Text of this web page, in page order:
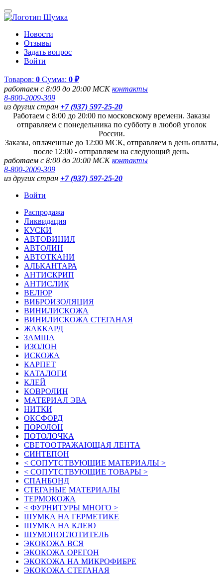
Новости
Отзывы
Задать вопрос
Войти
Товаров: 0 Сумма: 0 ₽
работаем с 8:00 до 20:00 МСКконтакты
8-800-2009-309
из других стран +7 (937) 597-25-20
Работаем с 8:00 до 20:00 по московскому времени. Заказы
отправляем с понедельника по субботу в любой уголок
России.
Заказы, оплаченные до 12:00 МСК, отправляем в день оплаты,
после 12:00 - отправляем на следующий день.
работаем с 8:00 до 20:00 МСКконтакты
8-800-2009-309
из других стран +7 (937) 597-25-20
Войти
Распродажа
Ликвидация
КУСКИ
АВТОВИНИЛ
АВТОЛИН
АВТОТКАНИ
АЛЬКАНТАРА
АНТИСКРИП
АНТИСЛИК
ВЕЛЮР
ВИБРОИЗОЛЯЦИЯ
ВИНИЛИСКОЖА
ВИНИЛИСКОЖА СТЕГАНАЯ
ЖАККАРД
ЗАМША
ИЗОЛОН
ИСКОЖА
КАРПЕТ
КАТАЛОГИ
КЛЕЙ
КОВРОЛИН
МАТЕРИАЛ ЭВА
НИТКИ
ОКСФОРД
ПОРОЛОН
ПОТОЛОЧКА
СВЕТООТРАЖАЮЩАЯ ЛЕНТА
СИНТЕПОН
< СОПУТСТВУЮЩИЕ МАТЕРИАЛЫ >
< СОПУТСТВУЮЩИЕ ТОВАРЫ >
СПАНБОНД
СТЕГАНЫЕ МАТЕРИАЛЫ
ТЕРМОКОЖА
< ФУРНИТУРЫ МНОГО >
ШУМКА НА ГЕРМЕТИКЕ
ШУМКА НА КЛЕЮ
ШУМОПОГЛОТИТЕЛЬ
ЭКОКОЖА ВСЯ
ЭКОКОЖА ОРЕГОН
ЭКОКОЖА НА МИКРОФИБРЕ
ЭКОКОЖА СТЕГАНАЯ